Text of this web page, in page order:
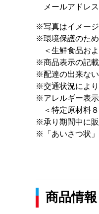
メールアドレス
※写真はイメージ
※環境保護のため
＜生鮮食品およ
※商品表示の記載
※配達の出来ない
※交通状況により
※アレルギー表示
＜特定原材料８
※承り期間中に販
※「あいさつ状」
商品情報